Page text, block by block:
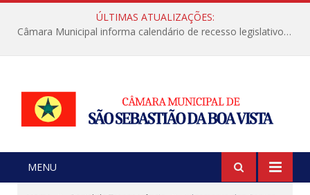
ÚLTIMAS ATUALIZAÇÕES:
Câmara Municipal informa calendário de recesso legislativo de julho
MENU